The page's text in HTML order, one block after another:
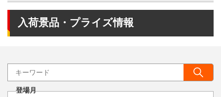
入荷景品・プライズ情報
登場月